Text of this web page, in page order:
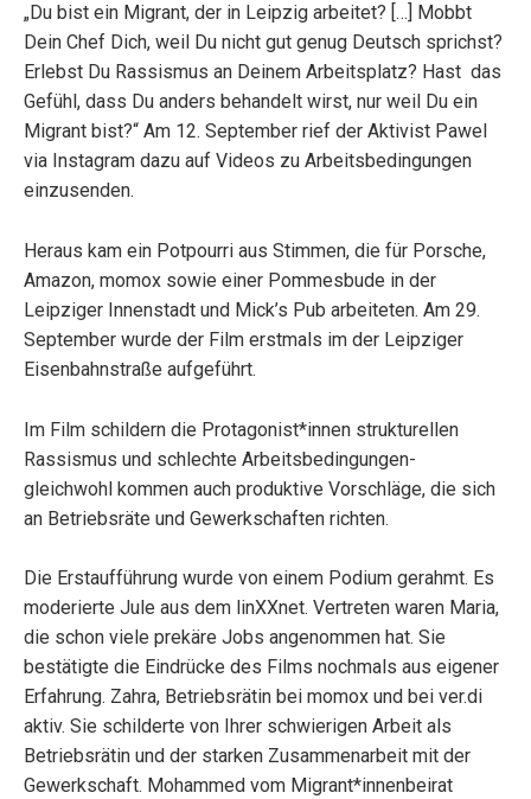
„Du bist ein Migrant, der in Leipzig arbeitet? […] Mobbt
Dein Chef Dich, weil Du nicht gut genug Deutsch sprichst?
Erlebst Du Rassismus an Deinem Arbeitsplatz? Hast das
Gefühl, dass Du anders behandelt wirst, nur weil Du ein
Migrant bist?“ Am 12. September rief der Aktivist Pawel
via Instagram dazu auf Videos zu Arbeitsbedingungen
einzusenden.
Heraus kam ein Potpourri aus Stimmen, die für Porsche,
Amazon, momox sowie einer Pommesbude in der
Leipziger Innenstadt und Mick’s Pub arbeiteten. Am 29.
September wurde der Film erstmals im der Leipziger
Eisenbahnstraße aufgeführt.
Im Film schildern die Protagonist*innen strukturellen
Rassismus und schlechte Arbeitsbedingungen-
gleichwohl kommen auch produktive Vorschläge, die sich
an Betriebsräte und Gewerkschaften richten.
Die Erstaufführung wurde von einem Podium gerahmt. Es
moderierte Jule aus dem linXXnet. Vertreten waren Maria,
die schon viele prekäre Jobs angenommen hat. Sie
bestätigte die Eindrücke des Films nochmals aus eigener
Erfahrung. Zahra, Betriebsrätin bei momox und bei ver.di
aktiv. Sie schilderte von Ihrer schwierigen Arbeit als
Betriebsrätin und der starken Zusammenarbeit mit der
Gewerkschaft. Mohammed vom Migrant*innenbeirat